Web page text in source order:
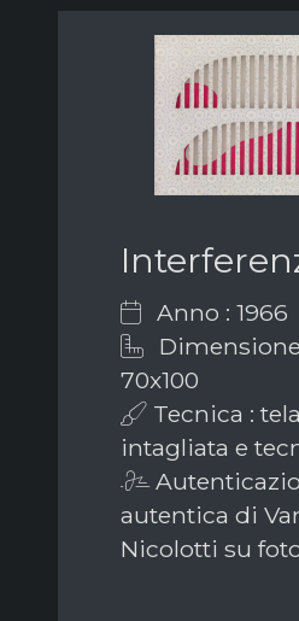
Anno : 1966
70x100
Tecnica :
intagliata e
autentica di
Nicolotti su